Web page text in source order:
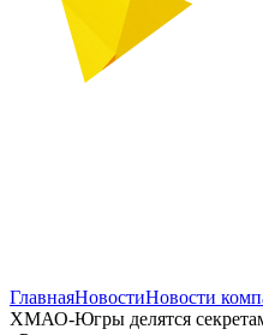
ГлавнаяНовостиНовости
ХМАО-Югры делятся